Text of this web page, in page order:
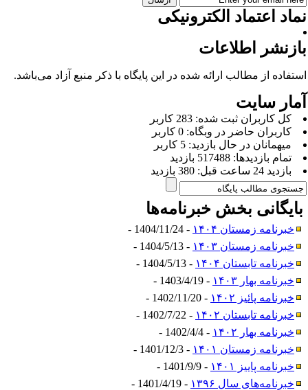
اعتماد الکترونیکی
اطلاعات
از مطالب ارائه شده در این پایگاه با ذکر منبع آزاد می‌باشد.
سایت
كل کاربران ثبت شده: 283 کاربر
کاربران حاضر در وبگاه: 0 کاربر
ميهمانان در حال بازديد: 5 کاربر
تمام بازديد‌ها: 517488 بازدید
بازديد 24 ساعت قبل: 380 بازدید
بخش خبرنامه‌ها
خبرنامه زمستان ۱۴۰۴
- 1404/11/24 -
خبرنامه زمستان ۱۴۰۳
- 1404/5/13 -
خبرنامه تابستان ۱۴۰۴
- 1404/5/13 -
خبرنامه بهار ۱۴۰۳
- 1403/4/19 -
خبرنامه پائیز ۱۴۰۲
- 1402/11/20 -
خبرنامه تابستان ۱۴۰۲
- 1402/7/22 -
خبرنامه بهار ۱۴۰۲
- 1402/4/4 -
خبرنامه زمستان ۱۴۰۱
- 1401/12/3 -
خبرنامه پاییز ۱۴۰۱
- 1401/9/9 -
خبرنامه‌های سال ۱۳۹۶
- 1401/4/19 -